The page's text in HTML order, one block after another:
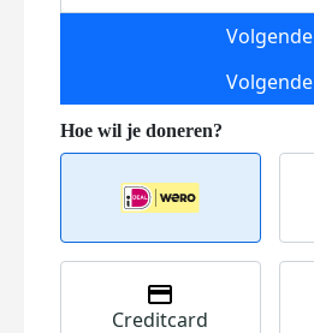
Volgende
Volgende
Creditcard